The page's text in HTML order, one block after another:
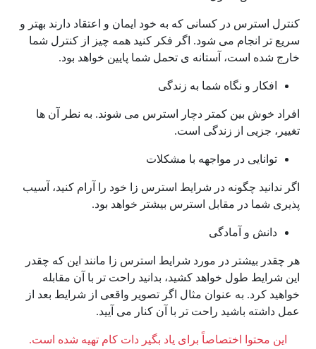
کنترل استرس در کسانی که به خود ایمان و اعتقاد دارند بهتر و
سریع تر انجام می شود. اگر فکر کنید همه چیز از کنترل شما
خارج شده است، آستانه ی تحمل شما پایین خواهد بود.
افکار و نگاه شما به زندگی
افراد خوش بین کمتر دچار استرس می شوند. به نطر آن ها
تغییر، جزیی از زندگی است.
توانایی در مواجهه با مشکلات
اگر ندانید چگونه در شرایط استرس زا خود را آرام کنید، آسیب
پذیری شما در مقابل استرس بیشتر خواهد بود.
دانش و آمادگی
هر چقدر بیشتر در مورد شرایط استرس زا مانند این که چقدر
این شرایط طول خواهد کشید، بدانید راحت تر با آن مقابله
خواهید کرد. به عنوان مثال اگر تصویر واقعی از شرایط بعد از
عمل داشته باشید راحت تر با آن کنار می آیید.
این محتوا اختصاصاً برای یاد بگیر دات کام تهیه شده است.